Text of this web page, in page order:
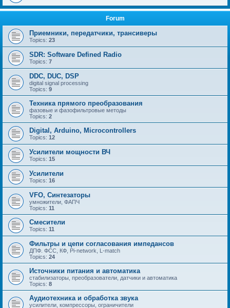
Forum
Приемники, передатчики, трансиверы
Topics: 23
SDR: Software Defined Radio
Topics: 7
DDC, DUC, DSP
digital signal processing
Topics: 9
Техника прямого преобразования
фазовые и фазофильтровые методы
Topics: 2
Digital, Arduino, Microcontrollers
Topics: 12
Усилители мощности ВЧ
Topics: 15
Усилители
Topics: 16
VFO, Синтезаторы
умножители, ФАПЧ
Topics: 11
Смесители
Topics: 11
Фильтры и цепи согласования импедансов
ДПФ. ФСС, КФ, Pi-network, L-match
Topics: 24
Источники питания и автоматика
стабилизаторы, преобразователи, датчики и автоматика
Topics: 8
Аудиотехника и обработка звука
усилители, компрессоры, ограничители